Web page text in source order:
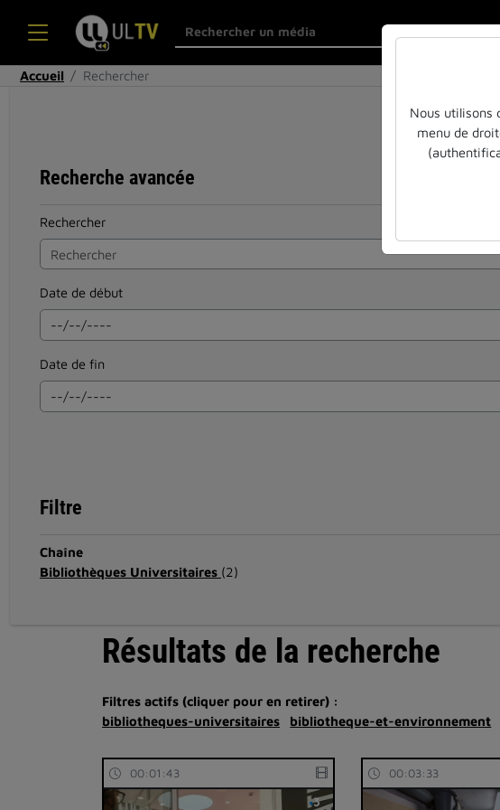
Accueil Rechercher
Recherche avancée
Rechercher
Date de début
Date de fin
Filtre
Chaîne
Bibliothèques Universitaires (2)
Résultats de la recherche
Filtres actifs (cliquer pour en retirer) :
bibliotheques-universitaires
bibliotheque-et-environnement
00:01:43 00:03:33
Nous utilisons
menu de